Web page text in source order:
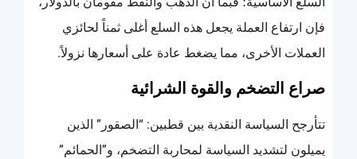
فإن ارتفاع العملة يجعل هذه السلع أغلى ثمناً لحائزي
العملات الأخرى، مما يضغط عادة على أسعارها نزولاً.
صراع التضخم والقوة الشرائية
تتأرجح السياسة النقدية بين قطبين: “الصقور” الذين
يميلون لتشديد السياسة لمحاربة التضخم، و”الحمائم”